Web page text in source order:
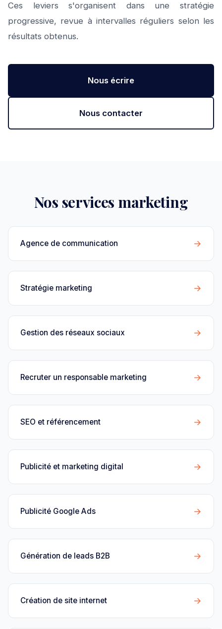
Ces leviers s'organisent dans une stratégie
progressive, revue à intervalles réguliers selon les
résultats obtenus.
Nous écrire
Nous contacter
Nos services marketing
Agence de communication →
Stratégie marketing →
Gestion des réseaux sociaux →
Recruter un responsable marketing →
SEO et référencement →
Publicité et marketing digital →
Publicité Google Ads →
Génération de leads B2B →
Création de site internet →